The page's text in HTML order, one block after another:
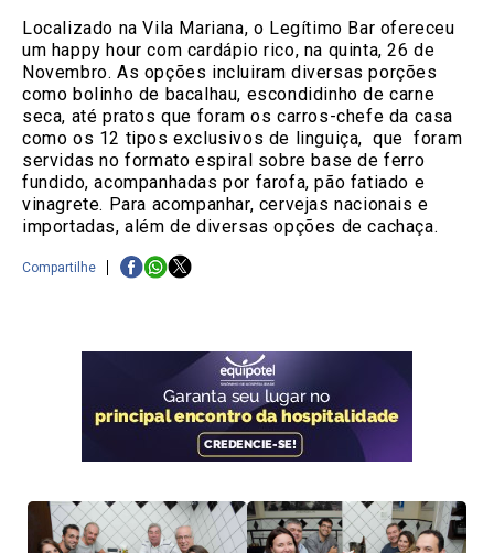
Localizado na Vila Mariana, o Legítimo Bar ofereceu
um happy hour com cardápio rico, na quinta, 26 de
Novembro. As opções incluiram diversas porções
como bolinho de bacalhau, escondidinho de carne
seca, até pratos que foram os carros-chefe da casa
como os 12 tipos exclusivos de linguiça, que foram
servidas no formato espiral sobre base de ferro
fundido, acompanhadas por farofa, pão fatiado e
vinagrete. Para acompanhar, cervejas nacionais e
importadas, além de diversas opções de cachaça.
Compartilhe